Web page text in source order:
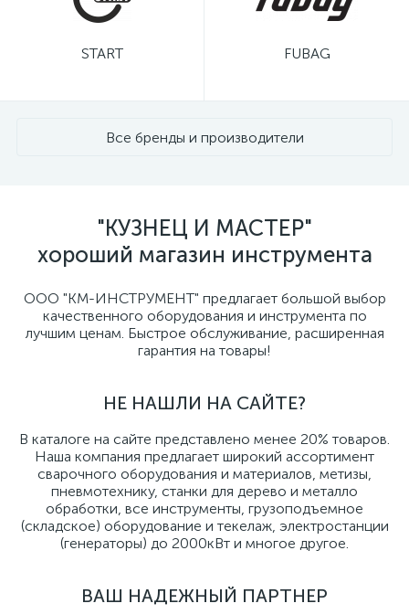
START FUBAG
Все бренды и производители
"КУЗНЕЦ И МАСТЕР"
хороший магазин инструмента
ООО "КМ-ИНСТРУМЕНТ" предлагает большой выбор
качественного оборудования и инструмента по
лучшим ценам. Быстрое обслуживание, расширенная
гарантия на товары!
НЕ НАШЛИ НА САЙТЕ?
В каталоге на сайте представлено менее 20% товаров.
Наша компания предлагает широкий ассортимент
сварочного оборудования и материалов, метизы,
пневмотехнику, станки для дерево и металло
обработки, все инструменты, грузоподъемное
(складское) оборудование и текелаж, электростанции
(генераторы) до 2000кВт и многое другое.
ВАШ НАДЕЖНЫЙ ПАРТНЕР